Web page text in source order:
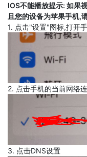
IOS不能播放提示: 如果
且您的设备为苹果手机,
1. 点击"设置"图标,打开
2. 点击手机的当前网络
3. 点击DNS设置